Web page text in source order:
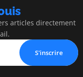
articles directement
S'inscrire